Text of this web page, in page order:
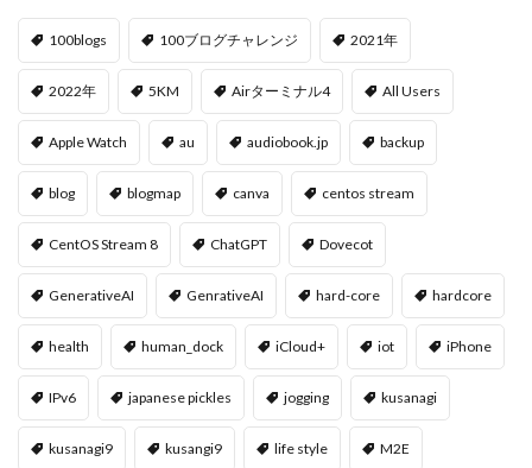
100blogs 100ブログチャレンジ 2021年
2022年 5KM Airターミナル4 All Users
Apple Watch au audiobook.jp backup
blog blogmap canva centos stream
CentOS Stream 8 ChatGPT Dovecot
GenerativeAI GenrativeAI hard-core hardcore
health human_dock iCloud+ iot iPhone
IPv6 japanese pickles jogging kusanagi
kusanagi9 kusangi9 life style M2E